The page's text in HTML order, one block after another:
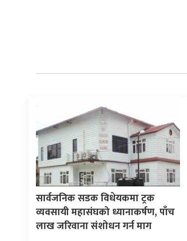
सार्वजनिक सडक विधेयकमा ट्रक
व्यवसायी महासंघको ध्यानाकर्षण, पाँच
लाख जरिवाना संशोधन गर्न माग